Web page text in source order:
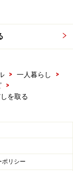
> 一人暮らし
>
>
を取る
ポリシー